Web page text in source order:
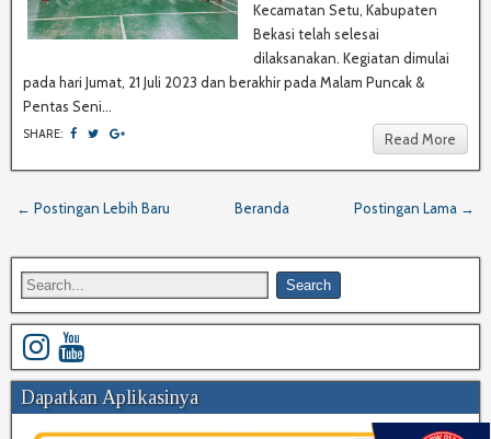
Kecamatan Setu, Kabupaten
Bekasi telah selesai
dilaksanakan. Kegiatan dimulai
pada hari Jumat, 21 Juli 2023 dan berakhir pada Malam Puncak &
Pentas Seni...
SHARE: Read More
← Postingan Lebih Baru Postingan Lama →
Beranda
Dapatkan Aplikasinya